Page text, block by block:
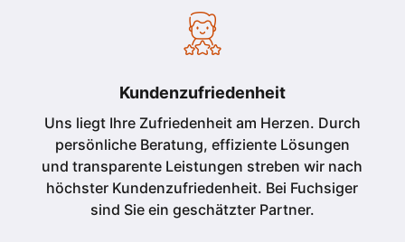
Kundenzufriedenheit
Uns liegt Ihre Zufriedenheit am Herzen. Durch
persönliche Beratung, effiziente Lösungen
und transparente Leistungen streben wir nach
höchster Kundenzufriedenheit. Bei Fuchsiger
sind Sie ein geschätzter Partner.